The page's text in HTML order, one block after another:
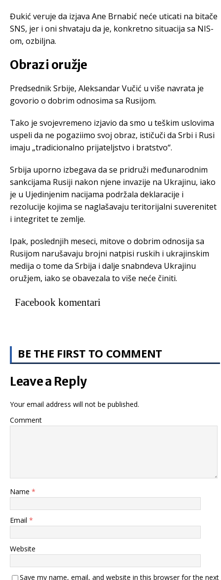
Đukić veruje da izjava Ane Brnabić neće uticati na bitače
SNS, jer i oni shvataju da je, konkretno situacija sa NIS-
om, ozbiljna.
Obraz i oružje
Predsednik Srbije, Aleksandar Vučić u više navrata je
govorio o dobrim odnosima sa Rusijom.
Tako je svojevremeno izjavio da smo u teškim uslovima
uspeli da ne pogaziimo svoj obraz, ističuči da Srbi i Rusi
imaju „tradicionalno prijateljstvo i bratstvo“.
Srbija uporno izbegava da se pridruži međunarodnim
sankcijama Rusiji nakon njene invazije na Ukrajinu, iako
je u Ujedinjenim nacijama podržala deklaracije i
rezolucije kojima se naglašavaju teritorijalni suverenitet
i integritet te zemlje.
Ipak, poslednjih meseci, mitove o dobrim odnosija sa
Rusijom narušavaju brojni natpisi ruskih i ukrajinskim
medija o tome da Srbija i dalje snabndeva Ukrajinu
oružjem, iako se obavezala to više neće činiti.
Facebook komentari
BE THE FIRST TO COMMENT
Leave a Reply
Your email address will not be published.
Comment
Name *
Email *
Website
Save my name, email, and website in this browser for the next